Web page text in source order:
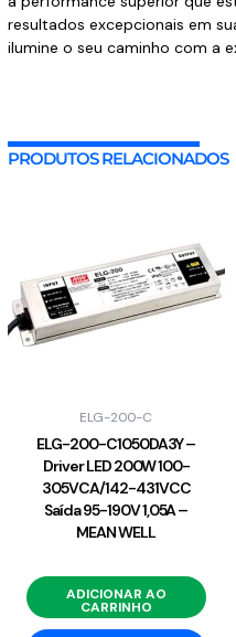
resultados excepcionais em
ilumine o seu caminho com a
PRODUTOS RELACIONADOS
ELG-200-C
ELG-200-C1050DA3Y –
Driver LED 200W 100-
305VCA/142-431VCC
Saída 95-190V 1,05A –
MEAN WELL
ADICIONAR AO
CARRINHO